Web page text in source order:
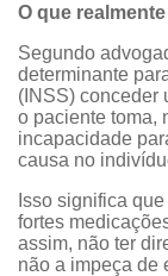
O que
Segundo
determinante
(INSS) conceder
o paciente toma,
incapacidade
causa no
Isso significa
fortes
assim, não ter
não a impeça de